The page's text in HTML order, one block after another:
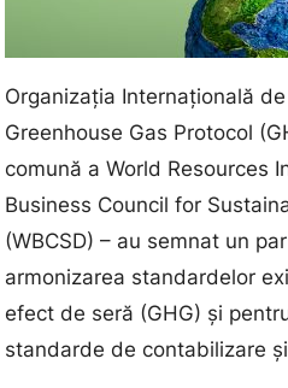
Organizația Internațională
Greenhouse Gas Protocol
comună a World Resources
Business Council for
(WBCSD) – au semnat un
armonizarea standardelor
efect de seră (GHG) și
standarde de contabilizare